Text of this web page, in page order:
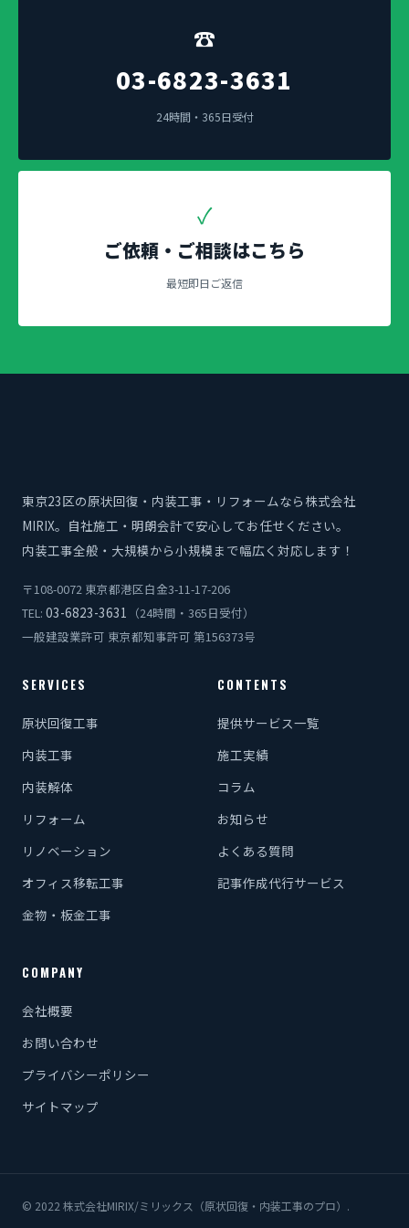
☎
03-6823-3631
24時間・365日受付
✓
ご依頼・ご相談はこちら
最短即日ご返信
東京23区の原状回復・内装工事・リフォームなら株式会社
MIRIX。自社施工・明朗会計で安心してお任せください。
内装工事全般・大規模から小規模まで幅広く対応します！
〒108-0072 東京都港区白金3-11-17-206
TEL: 03-6823-3631
（24時間・365日受付）
一般建設業許可 東京都知事許可 第156373号
SERVICES
原状回復工事
内装工事
内装解体
リフォーム
リノベーション
オフィス移転工事
金物・板金工事
CONTENTS
提供サービス一覧
施工実績
コラム
お知らせ
よくある質問
記事作成代行サービス
COMPANY
会社概要
お問い合わせ
プライバシーポリシー
サイトマップ
© 2022 株式会社MIRIX/ミリックス（原状回復・内装工事のプロ）.